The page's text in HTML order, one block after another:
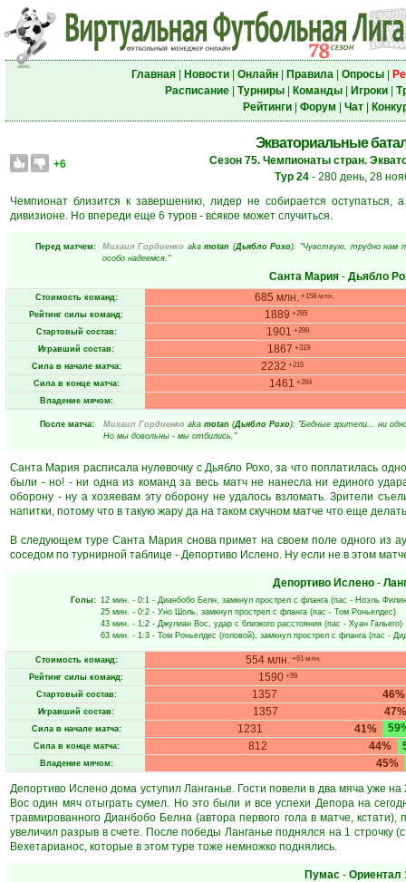
Главная| Новости| Онлайн| Правила| Опросы|
Расписание| Турниры| Команды| Игроки|
Рейтинги| Форум Чат|
Экваториальные
+6
Сезон 75. Чемпионаты стран.
Тур 24- 280 день, 28
Чемпионат близится к завершению, лидер не собирается оступаться,
дивизионе. Но впереди еще 6 туров - всякое может случиться.
Перед матчем: Михаил Гордиенко akamotan (Дьябло Рохо): "Чувствую, трудно нам
особо надеемся."
Санта Мария - Дьябло
Стоимость команд: 685 млн. +158 млн.
Рейтинг силы команд: 1889 +265
Стартовый состав: 1901 +299
Игравший состав: 1867 +319
Сила в начале матча: 2232 +215
Сила в конце матча: 1461 +284
Владение мячом:
После матча: Михаил Гордиенко aka motan (Дьябло Рохо): "Бедные зрители... ни
Но мы довольны - мы отбились."
Санта Мария расписала нулевочку с Дьябло Рохо, за что поплатилась
были - но! - ни одна из команд за весь матч не нанесла ни единого
оборону - ну а хозяевам эту оборону не удалось взломать. Зрители
напитки, потому что в такую жару да на таком скучном матче что еще
В следующем туре Санта Мария снова примет на своем поле одного из
соседом по турнирной таблице - Депортиво Ислено. Ну если не в этом
Депортиво Ислено -
Голы: 12 мин. - 0:1 - Дианбобо Белн, замкнул прострел с фланга (пас - Ноэль
25 мин. - 0:2 - Уно Шоль, замкнул прострел с фланга (пас - Том Роньелдес)
43 мин. - 1:2 - Джулиан Вос, удар с близкого расстояния (пас - Хуан Гальего)
63 мин. - 1:3 - Том Роньелдес (головой), замкнул прострел с фланга (пас -
Стоимость команд: 554 млн. +61 млн.
Рейтинг силы команд: 1590 +59
Стартовый состав: 46%
1357
Игравший состав: 47%
1357
Сила в начале матча: 41%
1231
Сила в конце матча: 44%
812
Владение мячом:
45%
Депортиво Ислено дома уступил Ланганье. Гости повели в два мяча уже
Вос один мяч отыграть сумел. Но это были и все успехи Депора на
травмированного Дианбобо Белна (автора первого гола в матче,
увеличил разрыв в счете. После победы Ланганье поднялся на 1
Вехетарианос, которые в этом туре тоже немножко поднялись.
Пумас - Ориентал